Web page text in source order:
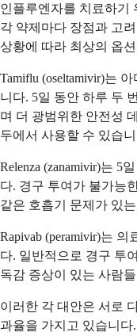
인플루엔자를 치료하기
각 약제마다 장점과 고
상황에 따라 최상의 옵
Tamiflu (oseltamivir)는
니다. 5일 동안 하루 두
며 더 광범위한 안전성
두에서 사용할 수 있습
Relenza (zanamivir)는 5
다. 경구 투여가 불가능
같은 호흡기 문제가 있
Rapivab (peramivir)는
다. 일반적으로 경구 투
독감 증상이 있는 사람
이러한 각 대안은 서로
과율을 가지고 있습니